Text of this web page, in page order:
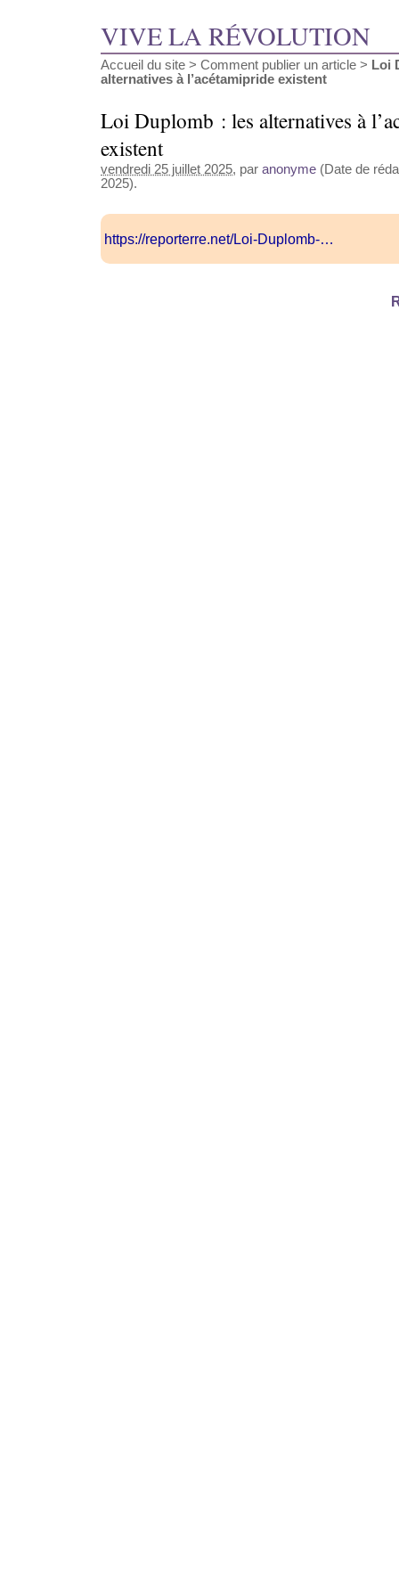
VIVE LA RÉVOLUTION
Accueil du site > Comment publier un article > Loi
alternatives à l’acétamipride existent
Loi Duplomb : les alternatives à
existent
vendredi 25 juillet 2025, par anonyme (Date de
2025).
https://reporterre.net/Loi-Duplomb-…